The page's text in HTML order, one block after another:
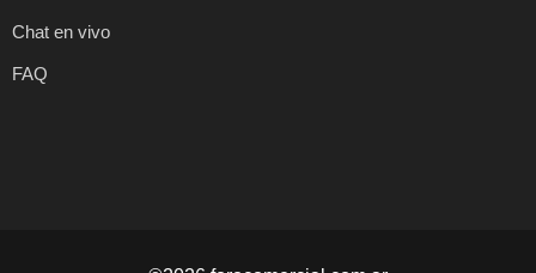
Chat en vivo
FAQ